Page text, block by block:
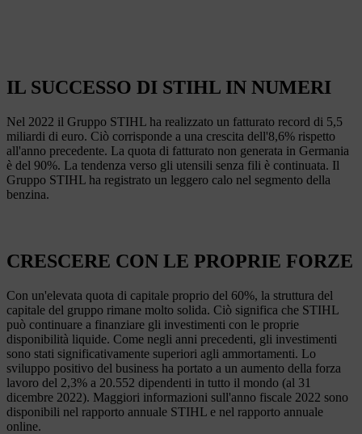
IL SUCCESSO DI STIHL IN NUMERI
Nel 2022 il Gruppo STIHL ha realizzato un fatturato record di 5,5
miliardi di euro. Ciò corrisponde a una crescita dell'8,6% rispetto
all'anno precedente. La quota di fatturato non generata in Germania
è del 90%. La tendenza verso gli utensili senza fili è continuata. Il
Gruppo STIHL ha registrato un leggero calo nel segmento della
benzina.
CRESCERE CON LE PROPRIE FORZE
Con un'elevata quota di capitale proprio del 60%, la struttura del
capitale del gruppo rimane molto solida. Ciò significa che STIHL
può continuare a finanziare gli investimenti con le proprie
disponibilità liquide. Come negli anni precedenti, gli investimenti
sono stati significativamente superiori agli ammortamenti. Lo
sviluppo positivo del business ha portato a un aumento della forza
lavoro del 2,3% a 20.552 dipendenti in tutto il mondo (al 31
dicembre 2022). Maggiori informazioni sull'anno fiscale 2022 sono
disponibili nel rapporto annuale STIHL e nel rapporto annuale
online.